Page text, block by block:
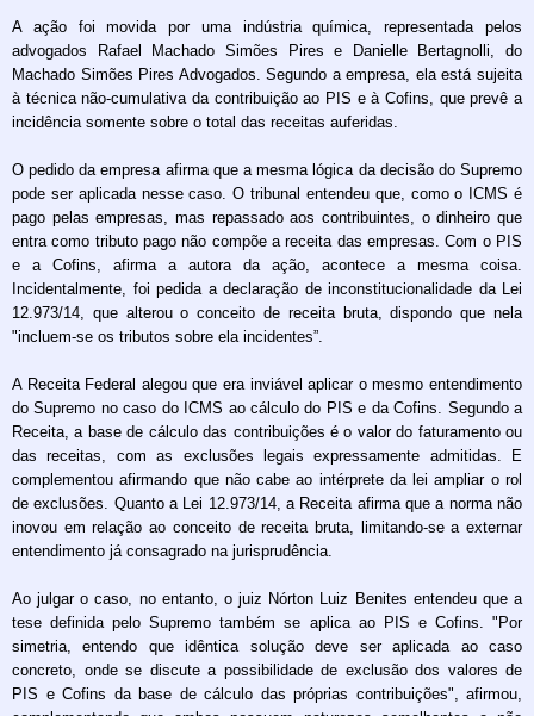
A ação foi movida por uma indústria química, representada pelos
advogados Rafael Machado Simões Pires e Danielle Bertagnolli, do
Machado Simões Pires Advogados. Segundo a empresa, ela está sujeita
à técnica não-cumulativa da contribuição ao PIS e à Cofins, que prevê a
incidência somente sobre o total das receitas auferidas.
O pedido da empresa afirma que a mesma lógica da decisão do Supremo
pode ser aplicada nesse caso. O tribunal entendeu que, como o ICMS é
pago pelas empresas, mas repassado aos contribuintes, o dinheiro que
entra como tributo pago não compõe a receita das empresas. Com o PIS
e a Cofins, afirma a autora da ação, acontece a mesma coisa.
Incidentalmente, foi pedida a declaração de inconstitucionalidade da Lei
12.973/14, que alterou o conceito de receita bruta, dispondo que nela
"incluem-se os tributos sobre ela incidentes”.
A Receita Federal alegou que era inviável aplicar o mesmo entendimento
do Supremo no caso do ICMS ao cálculo do PIS e da Cofins. Segundo a
Receita, a base de cálculo das contribuições é o valor do faturamento ou
das receitas, com as exclusões legais expressamente admitidas. E
complementou afirmando que não cabe ao intérprete da lei ampliar o rol
de exclusões. Quanto a Lei 12.973/14, a Receita afirma que a norma não
inovou em relação ao conceito de receita bruta, limitando-se a externar
entendimento já consagrado na jurisprudência.
Ao julgar o caso, no entanto, o juiz Nórton Luiz Benites entendeu que a
tese definida pelo Supremo também se aplica ao PIS e Cofins. "Por
simetria, entendo que idêntica solução deve ser aplicada ao caso
concreto, onde se discute a possibilidade de exclusão dos valores de
PIS e Cofins da base de cálculo das próprias contribuições", afirmou,